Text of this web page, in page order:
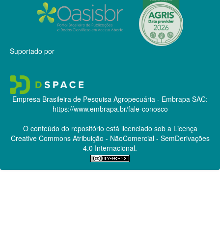
Suportado por
Empresa Brasileira de Pesquisa Agropecuária - Embrapa SAC:
https://www.embrapa.br/fale-conosco
O conteúdo do repositório está licenciado sob a Licença
Creative CommonsAtribuição - NãoComercial - SemDerivações
4.0 Internacional.